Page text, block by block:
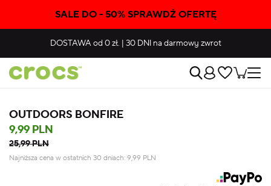
SALE DO - 50% SPRAWDŹ OFERTĘ
DOSTAWAod 0 zł. | 30 DNIna darmowy zwrot
OUTDOORS BONFIRE
9,99 PLN
25,99 PLN
Najniższa cena w ostatnich 30 dniach: 9,99 PLN